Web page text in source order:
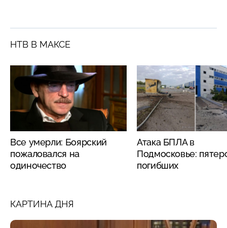
НТВ В МАКСЕ
Все умерли: Боярский
пожаловался на
одиночество
Атака БПЛА в
Подмосковье:
погибших
КАРТИНА ДНЯ